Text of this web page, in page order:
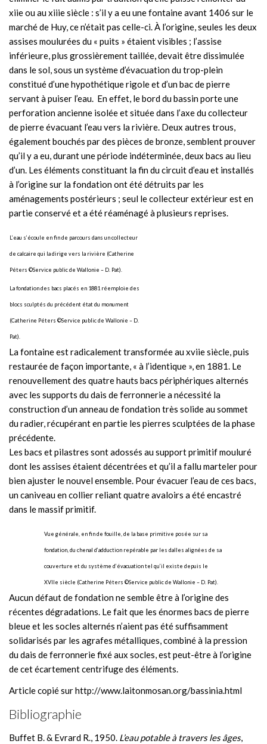
xiie ou au xiiie siècle : s’il y a eu une fontaine avant 1406 sur le
marché de Huy, ce n’était pas celle-ci. À l’origine, seules les deux
assises moulurées du « puits » étaient visibles ; l’assise
inférieure, plus grossièrement taillée, devait être dissimulée
dans le sol, sous un système d’évacuation du trop-plein
constitué d’une hypothétique rigole et d’un bac de pierre
servant à puiser l’eau. En effet, le bord du bassin porte une
perforation ancienne isolée et située dans l’axe du collecteur
de pierre évacuant l’eau vers la rivière. Deux autres trous,
également bouchés par des pièces de bronze, semblent prouver
qu’il y a eu, durant une période indéterminée, deux bacs au lieu
d’un. Les éléments constituant la fin du circuit d’eau et installés
à l’origine sur la fondation ont été détruits par les
aménagements postérieurs ; seul le collecteur extérieur est en
partie conservé et a été réaménagé à plusieurs reprises.
L’eau s’écoule en fin de parcours dans un collecteur
de calcaire qui la dirige vers la rivière (Catherine
Péters ©Service public de Wallonie – D. Pat).
La fondation des bacs placés en 1881 réemploie des
blocs sculptés du précédent état du monument
(Catherine Péters ©Service public de Wallonie – D.
Pat).
La fontaine est radicalement transformée au xviie siècle, puis
restaurée de façon importante, « à l’identique », en 1881. Le
renouvellement des quatre hauts bacs périphériques alternés
avec les supports du dais de ferronnerie a nécessité la
construction d’un anneau de fondation très solide au sommet
du radier, récupérant en partie les pierres sculptées de la phase
précédente.
Les bacs et pilastres sont adossés au support primitif mouluré
dont les assises étaient décentrées et qu’il a fallu marteler pour
bien ajuster le nouvel ensemble. Pour évacuer l’eau de ces bacs,
un caniveau en collier reliant quatre avaloirs a été encastré
dans le massif primitif.
Vue générale, en fin de fouille, de la base primitive posée sur sa
fondation, du chenal d’adduction repérable par les dalles alignées de sa
couverture et du système d’évacuation tel qu’il existe depuis le
XVIIe siècle (Catherine Péters ©Service public de Wallonie – D. Pat).
Aucun défaut de fondation ne semble être à l’origine des
récentes dégradations. Le fait que les énormes bacs de pierre
bleue et les socles alternés n’aient pas été suffisamment
solidarisés par les agrafes métalliques, combiné à la pression
du dais de ferronnerie fixé aux socles, est peut-être à l’origine
de cet écartement centrifuge des éléments.
Article copié sur http://www.laitonmosan.org/bassinia.html
Bibliographie
Buffet B. & Evrard R., 1950. L’eau potable à travers les âges,